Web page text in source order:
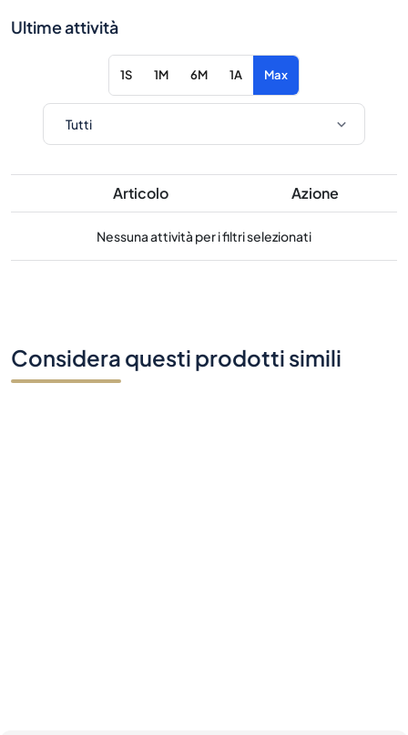
Ultime attività
1S 1M 6M 1A Max
Articolo Azione
Nessuna attività per i filtri selezionati
Considera questi prodotti simili